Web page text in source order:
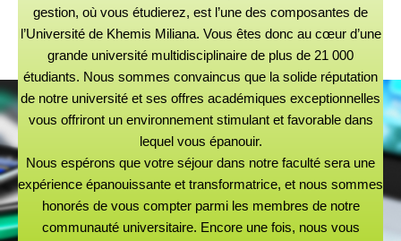
gestion, où vous étudierez, est l’une des composantes de
l’Université de Khemis Miliana. Vous êtes donc au cœur d’une
grande université multidisciplinaire de plus de 21 000
étudiants. Nous sommes convaincus que la solide réputation
de notre université et ses offres académiques exceptionnelles
vous offriront un environnement stimulant et favorable dans
lequel vous épanouir.
Nous espérons que votre séjour dans notre faculté sera une
expérience épanouissante et transformatrice, et nous sommes
honorés de vous compter parmi les membres de notre
communauté universitaire. Encore une fois, nous vous